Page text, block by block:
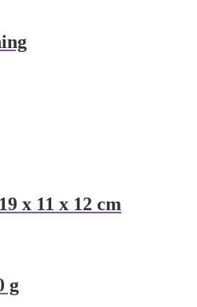
x 11 x 12 cm
g